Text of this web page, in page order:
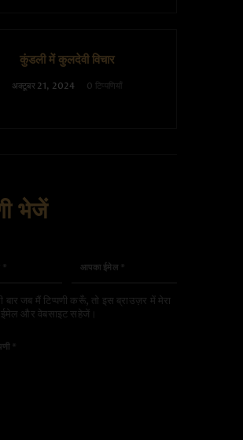
कुंडली में कुलदेवी विचार
अक्टूबर 21, 2024 0 टिप्पणियाँ
भेजें
बार जब मैं टिप्पणी करूँ, तो इस ब्राउज़र में मेरा
और वेबसाइट सहेजें।